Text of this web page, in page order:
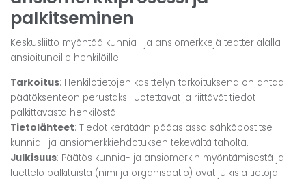
palkitseminen
Keskusliitto myöntää kunnia- ja ansiomerkkejä teatterialalla
ansioituneille henkilöille.
Tarkoitus: Henkilötietojen käsittelyn tarkoituksena on antaa
päätöksenteon perustaksi luotettavat ja riittävät tiedot
palkittavasta henkilöstä.
Tietolähteet: Tiedot kerätään pääasiassa sähköpostitse
kunnia- ja ansiomerkkiehdotuksen tekevältä taholta.
Julkisuus: Päätös kunnia- ja ansiomerkin myöntämisestä ja
luettelo palkituista (nimi ja organisaatio) ovat julkisia tietoja.